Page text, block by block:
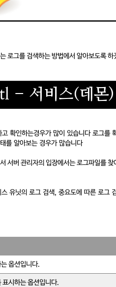
로그를 검색하는 방법에서 알아보도록 하
- 서비스(데몬)
고 확인하는경우가 많이 있습니다 로그
를 알아보는 경우가 많습니다
서버 관리자의 입장에서는 로그파일를
유닛의 로그 검색, 중요도에 따른 로그
옵션입니다.
표시하는 옵션입니다.